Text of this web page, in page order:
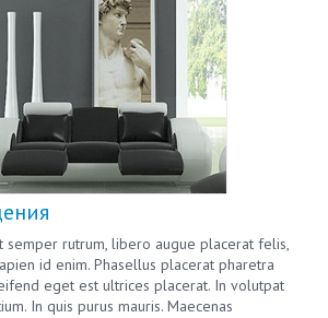
semper rutrum, libero augue placerat felis,
id enim. Phasellus placerat pharetra
eget est ultrices placerat. In volutpat
In quis purus mauris. Maecenas